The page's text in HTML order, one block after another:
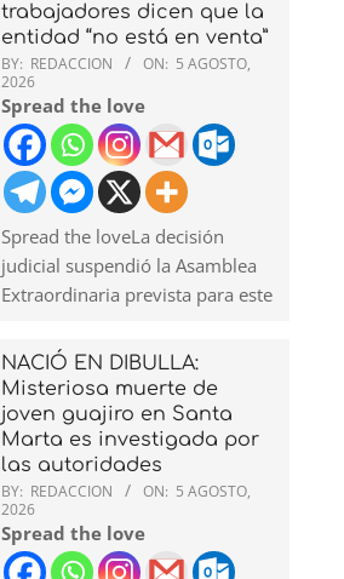
trabajadores dicen que la
entidad “no está en venta”
BY: REDACCION ON: 5 AGOSTO,
2026
Spread the love
Spread the loveLa decisión
judicial suspendió la Asamblea
Extraordinaria prevista para este
NACIÓ EN DIBULLA:
Misteriosa muerte de
joven guajiro en Santa
Marta es investigada por
las autoridades
BY: REDACCION ON: 5 AGOSTO,
2026
Spread the love